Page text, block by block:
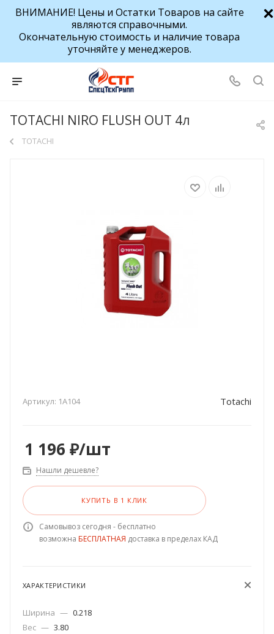
ВНИМАНИЕ! Цены и Остатки Товаров на сайте
являются справочными.
Окончательную стоимость и наличие товара
уточняйте у менеджеров.
TOTACHI NIRO FLUSH OUT 4л
TOTACHI
Артикул: 1A104 Totachi
1 196 ₽/шт
Нашли дешевле?
КУПИТЬ В 1 КЛИК
Самовывоз сегодня - бесплатно
возможна БЕСПЛАТНАЯ доставка в пределах КАД
ХАРАКТЕРИСТИКИ
Ширина — 0.218
Вес — 3.80